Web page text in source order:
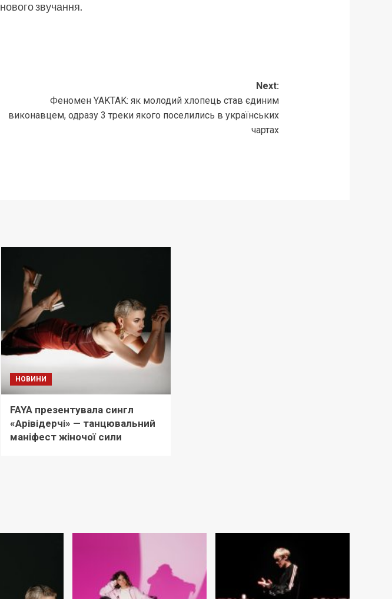
нового звучання.
Next:
Феномен YAKTAK: як молодий хлопець став єдиним
виконавцем, одразу 3 треки якого поселились в українських
чартах
НОВИНИ
FAYA презентувала сингл
«Арівідерчі» — танцювальний
маніфест жіночої сили